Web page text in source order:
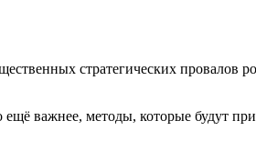
стратегических провалов
важнее, методы, которые будут